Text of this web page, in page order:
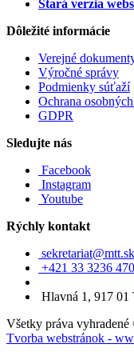
Stará verzia
Dôležité informácie
Verejné
Výročné správy
Podmienky súťaží
Ochrana
GDPR
Sledujte nás
Facebook
Instagram
Youtube
Rýchly kontakt
sekretariat@mtt.sk
+421 33 3236 470
Hlavná 1, 917 01
Všetky práva
Tvorba webstránok -